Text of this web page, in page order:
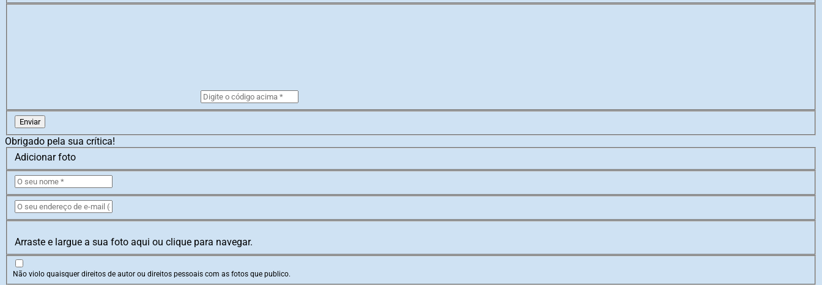
Enviar
Obrigado pela sua crítica!
Adicionar foto
Arraste e largue a sua foto aqui ou clique para navegar.
Não violo quaisquer direitos de autor ou direitos pessoais com as fotos que publico.